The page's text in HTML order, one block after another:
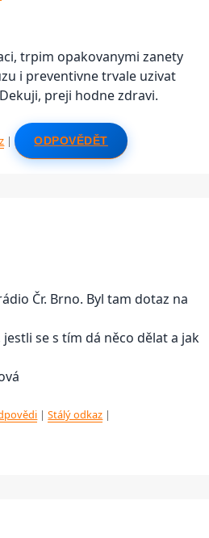
trpim opakovanymi zanety
i preventivne trvale uzivat
preji hodne zdravi.
| ODPOVĚDĚT
Čr. Brno. Byl tam dotaz na
se s tím dá něco dělat a jak
|Stálý odkaz |